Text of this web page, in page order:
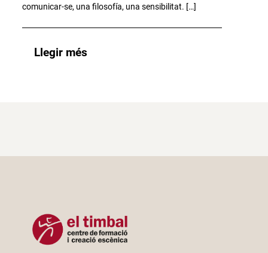
comunicar-se, una filosofía, una sensibilitat. […]
Llegir més